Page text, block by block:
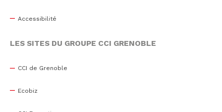
Accessibilité
LES SITES DU GROUPE CCI GRENOBLE
CCI de Grenoble
Ecobiz